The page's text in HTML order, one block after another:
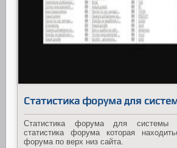
Статистика форума для
Статистика форума для системы
статистика форума которая
форума по верх низ сайта.